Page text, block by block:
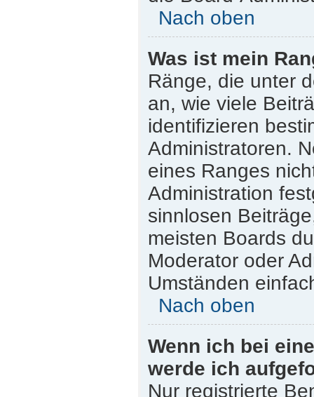
Nach oben
Was ist mein
Ränge, die unter
an, wie viele
identifizieren
Administratoren.
eines Ranges
Administration
sinnlosen
meisten Boards
Moderator oder
Umständen
Nach oben
Wenn ich bei
werde ich
Nur registrierte